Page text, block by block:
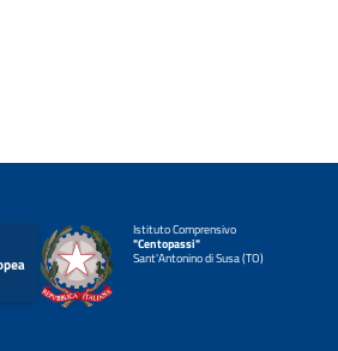
Istituto Comprensivo
"Centopassi"
Sant'Antonino di Susa (TO)